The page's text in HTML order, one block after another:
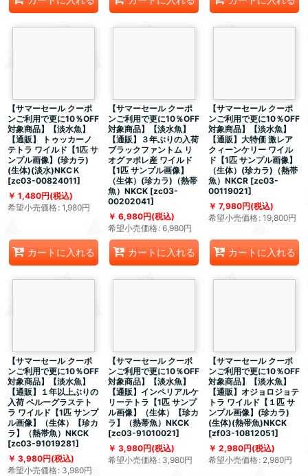
【サマーセール クーポ
ンご利用で更に10％OFF
対象商品】【淡水魚】
【通販】 トゥッカーノ
テトラ ワイルド【1匹 サ
ンプル画像】(珍カラ)
(生体)(淡水)NKCＫ
[zc03-00824011]
1,480円(税込)
希望小売価格: 1,980円
カートに入れる
【サマーセール クーポ
ンご利用で更に10％OFF
対象商品】【淡水魚】
【通販】３年ぶりの入荷
ブラックファントム リ
オグァポレ産 ワイルド
【1匹 サンプル画像】
（生体）(珍カラ)（熱帯
魚）NKCK [zc03-
00202041]
6,980円(税込)
希望小売価格: 6,980円
カートに入れる
【サマーセール クーポ
ンご利用で更に10％OFF
対象商品】【淡水魚】
【通販】大特価 激レア
クィーンケリー ワイル
ド【1匹 サンプル画像】
（生体）(珍カラ)（熱帯
魚）NKCR [zc03-
00119021]
7,980円(税込)
希望小売価格: 19,800円
カートに入れる
【サマーセール クーポ
ンご利用で更に10％OFF
対象商品】【淡水魚】
【通販】１年以上ぶりの
入荷 ペルーグラステト
ラ ワイルド【1匹 サンプ
ル画像】（生体）【珍カ
ラ】（熱帯魚）NKCK
[zc03-91019281]
3,980円(税込)
希望小売価格: 3,980円
【サマーセール クーポ
ンご利用で更に10％OFF
対象商品】【淡水魚】
【通販】インペリアルケ
リーテトラ【1匹 サンプ
ル画像】（生体）【珍カ
ラ】（熱帯魚）NKCK
[zc03-91010021]
3,980円(税込)
希望小売価格: 3,980円
【サマーセール クーポ
ンご利用で更に10％OFF
対象商品】【淡水魚】
【通販】オジョロジョテ
トラ ワイルド【１匹 サ
ンプル画像】(珍カラ)
(生体)(熱帯魚)NKCK
[zf03-10812051]
2,980円(税込)
希望小売価格: 2,980円